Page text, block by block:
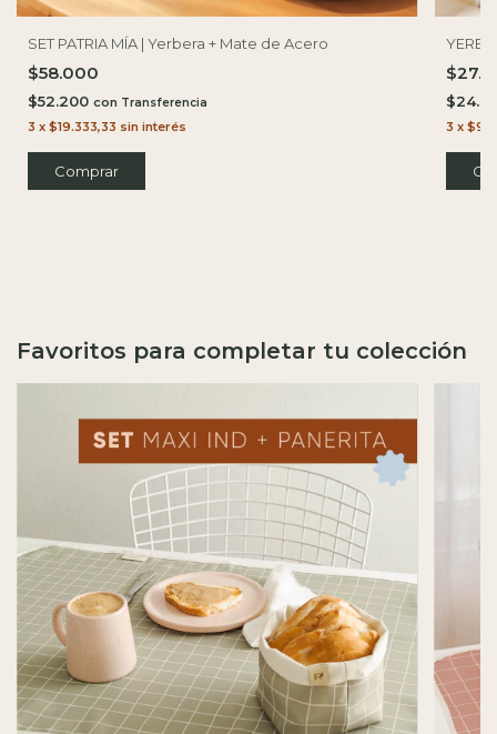
SET PATRIA MÍA | Yerbera + Mate de Acero
$58.000
$52.200 con
3 x $19.333,33 sin interés
Comprar
3 x
Favoritos para completar tu colección